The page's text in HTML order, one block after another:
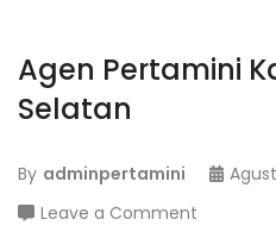
Agen Pertamini
Selatan
By adminpertamini
Leave a Comment